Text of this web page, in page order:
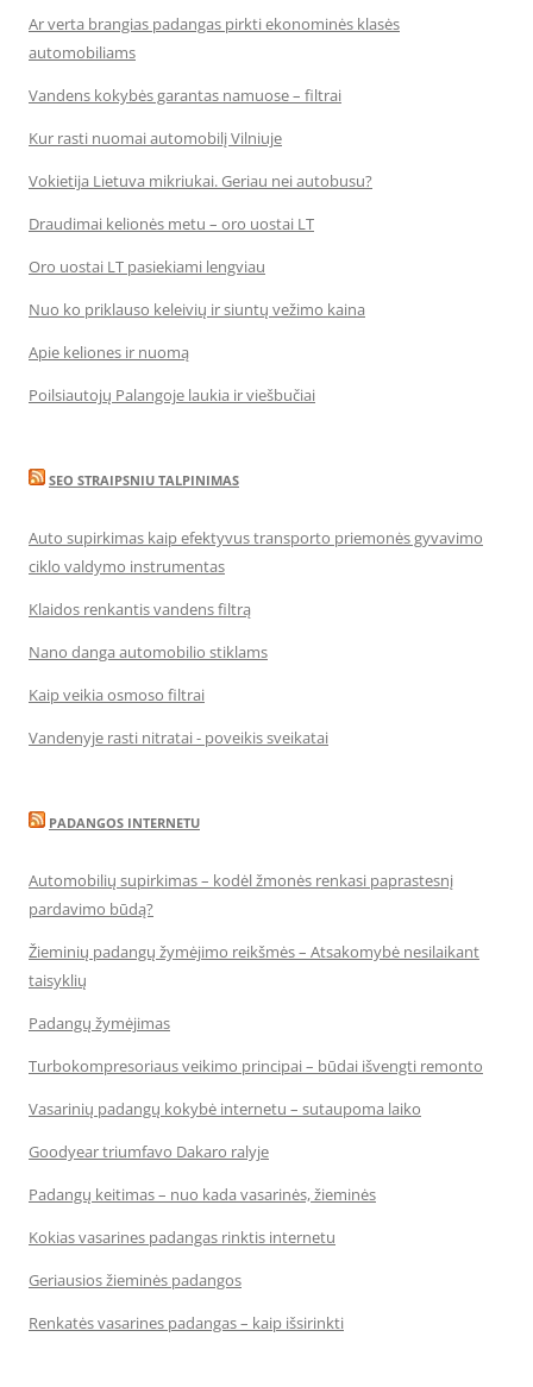
Ar verta brangias padangas pirkti ekonominės klasės
automobiliams
Vandens kokybės garantas namuose – filtrai
Kur rasti nuomai automobilį Vilniuje
Vokietija Lietuva mikriukai. Geriau nei autobusu?
Draudimai kelionės metu – oro uostai LT
Oro uostai LT pasiekiami lengviau
Nuo ko priklauso keleivių ir siuntų vežimo kaina
Apie keliones ir nuomą
Poilsiautojų Palangoje laukia ir viešbučiai
SEO STRAIPSNIU TALPINIMAS
Auto supirkimas kaip efektyvus transporto priemonės gyvavimo
ciklo valdymo instrumentas
Klaidos renkantis vandens filtrą
Nano danga automobilio stiklams
Kaip veikia osmoso filtrai
Vandenyje rasti nitratai - poveikis sveikatai
PADANGOS INTERNETU
Automobilių supirkimas – kodėl žmonės renkasi paprastesnį
pardavimo būdą?
Žieminių padangų žymėjimo reikšmės – Atsakomybė nesilaikant
taisyklių
Padangų žymėjimas
Turbokompresoriaus veikimo principai – būdai išvengti remonto
Vasarinių padangų kokybė internetu – sutaupoma laiko
Goodyear triumfavo Dakaro ralyje
Padangų keitimas – nuo kada vasarinės, žieminės
Kokias vasarines padangas rinktis internetu
Geriausios žieminės padangos
Renkatės vasarines padangas – kaip išsirinkti